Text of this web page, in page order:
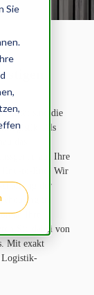
Sie
sind die
Als
das:
auf Ihre
End-to-End. Wir
der
in
an Ihre
Sie dabei von
Mit exakt
Logistik-